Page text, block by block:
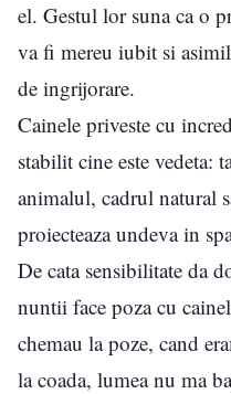
el. Gestul lor suna ca o
va fi mereu iubit si
de ingrijorare.
Cainele priveste cu
stabilit cine este vedeta:
animalul, cadrul natural
proiecteaza undeva in
De cata sensibilitate da
nuntii face poza cu
chemau la poze, cand
la coada, lumea nu ma